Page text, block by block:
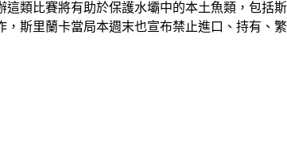
這類比賽將有助於保護水壩中的本土魚類，包括
，斯里蘭卡當局本週末也宣布禁止進口、持有、